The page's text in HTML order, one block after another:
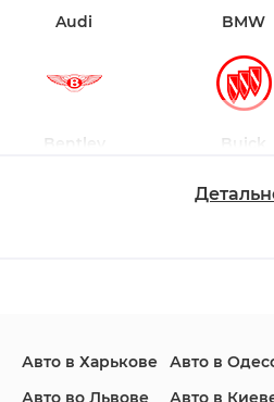
Audi BMW
Bentley Buick
Авто в Харькове
Авто во Львове
Авто в
Авто в